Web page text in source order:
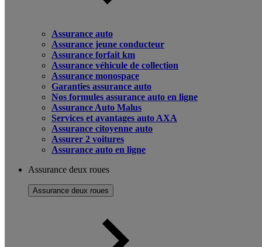
Assurance auto
Assurance jeune conducteur
Assurance forfait km
Assurance véhicule de collection
Assurance monospace
Garanties assurance auto
Nos formules assurance auto en ligne
Assurance Auto Malus
Services et avantages auto AXA
Assurance citoyenne auto
Assurer 2 voitures
Assurance auto en ligne
Assurance deux roues
Assurance deux roues